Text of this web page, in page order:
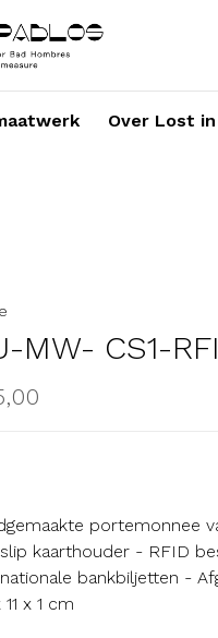
Over Lost
MW- CS1-
portemonnee
kaarthouder - RFID
bankbiljetten -
x 1 cm